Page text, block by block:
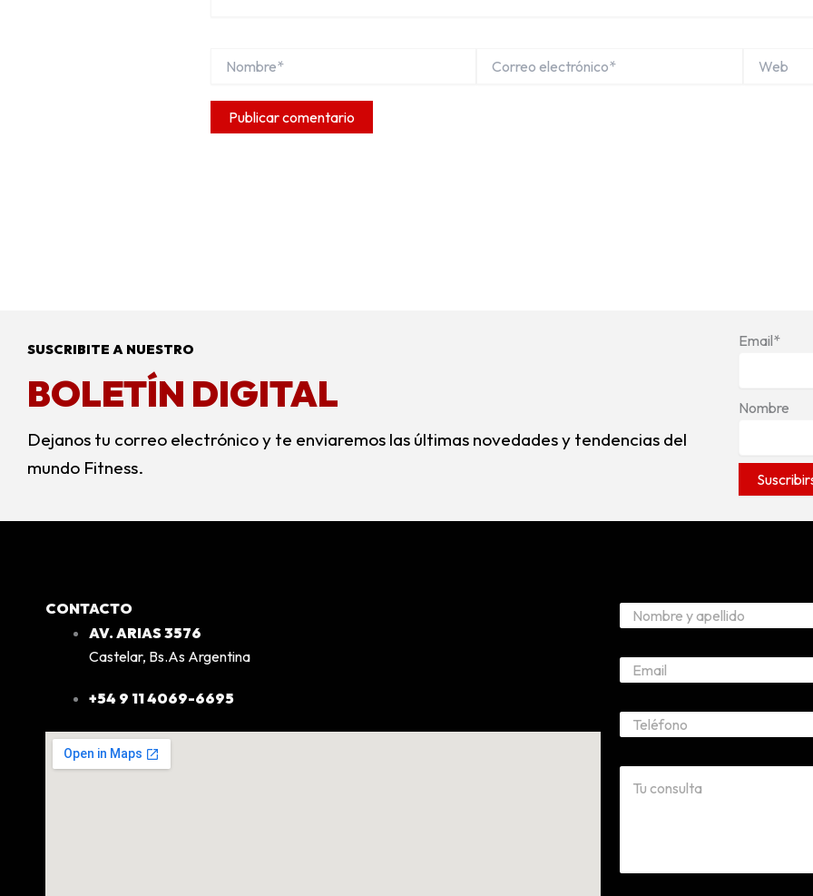
electrónico*
SUSCRIBITE A NUESTRO
BOLETÍN DIGITAL
Dejanos tu correo electrónico y te enviaremos las últimas novedades y tendencias del
mundo Fitness.
Email*
Nombre
CONTACTO
AV. ARIAS 3576
Castelar, Bs.As Argentina
+54 9 11 4069-6695